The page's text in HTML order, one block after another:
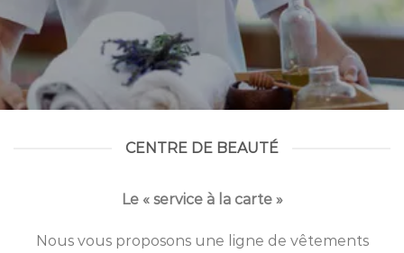
CENTRE DE BEAUTÉ
Le « service à la carte »
Nous vous proposons une ligne de vêtements